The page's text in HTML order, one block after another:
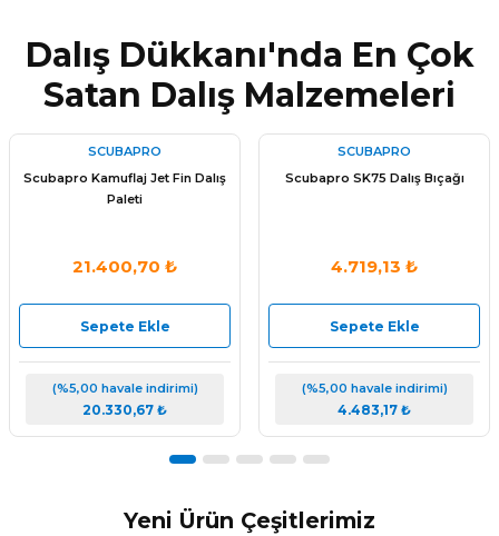
Dalış Dükkanı'nda En Çok
Satan Dalış Malzemeleri
SCUBAPRO
Scubapro Kamuflaj Jet Fin Dalış
Paleti
21.400,70 ₺
Sepete Ekle
(%5,00 havale indirimi)
20.330,67 ₺
SCUBAPRO
Scubapro SK75 Dalış Bıçağı
4.719,13 ₺
Sepete Ekle
(%5,00 havale indirimi)
4.483,17 ₺
Yeni Ürün Çeşitlerimiz